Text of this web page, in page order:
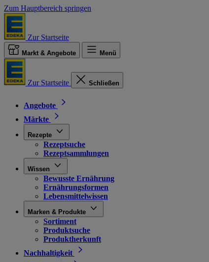
Zum Hauptbereich springen
Zur Startseite
Markt & Angebote Menü
Zur Startseite Schließen
Angebote
Märkte
Rezepte
Rezeptsuche
Rezeptsammlungen
Wissen
Bewusste Ernährung
Ernährungsformen
Lebensmittelwissen
Marken & Produkte
Sortiment
Produktsuche
Produktherkunft
Nachhaltigkeit